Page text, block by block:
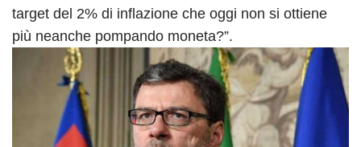
target del 2% di inflazione che oggi non si ottiene
più neanche pompando moneta?”.